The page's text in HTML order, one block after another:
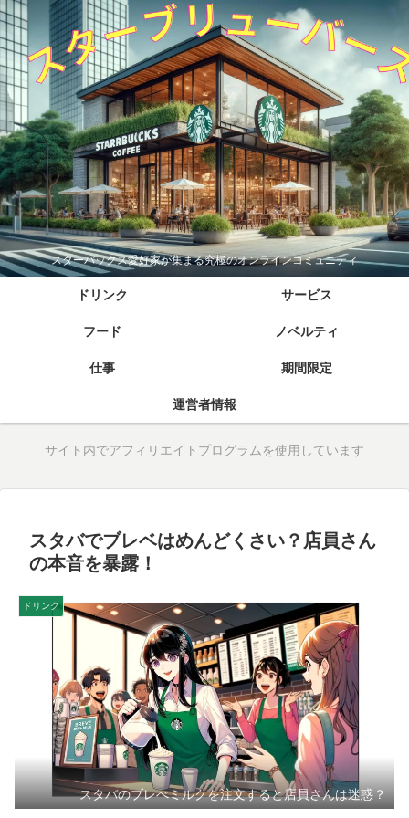
スターバックス愛好家が集まる究極のオンラインコミュニティ
ドリンク サービス
フード ノベルティ
仕事 期間限定
運営者情報
サイト内でアフィリエイトプログラムを使用しています
スタバでブレベはめんどくさい？店員さん
の本音を暴露！
ドリンク
スタバのブレべミルクを注文すると店員さんは迷惑？